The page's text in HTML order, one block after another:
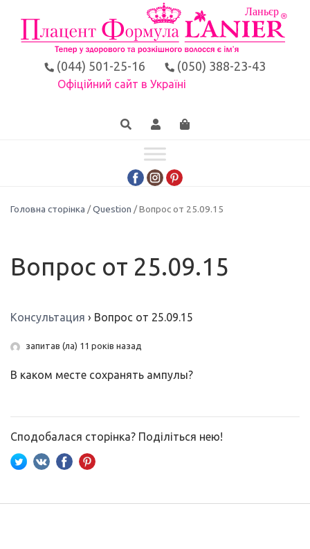
(044) 501-25-16 (050) 388-23-43
Офіційний сайт в Україні
Головна сторінка /Question / Вопрос от 25.09.15
Вопрос от 25.09.15
Консультация › Вопрос от 25.09.15
запитав (ла) 11 років назад
В каком месте сохранять ампулы?
Сподобалася сторінка? Поділіться нею!